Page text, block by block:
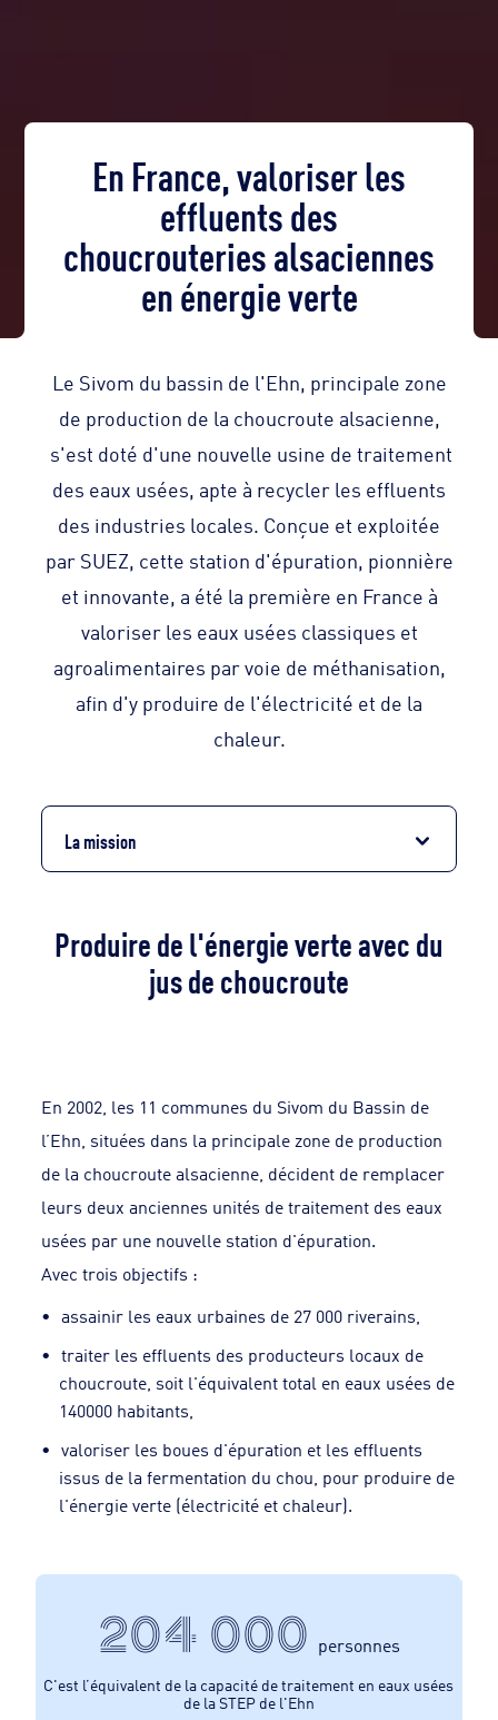
En France, valoriser les
effluents des
choucrouteries alsaciennes
en énergie verte
Le Sivom du bassin de l'Ehn, principale zone
de production de la choucroute alsacienne,
s'est doté d'une nouvelle usine de traitement
des eaux usées, apte à recycler les effluents
des industries locales. Conçue et exploitée
par SUEZ, cette station d'épuration, pionnière
et innovante, a été la première en France à
valoriser les eaux usées classiques et
agroalimentaires par voie de méthanisation,
afin d'y produire de l'électricité et de la
chaleur.
La mission
Produire de l'énergie verte avec du
jus de choucroute
En 2002, les 11 communes du Sivom du Bassin de
l’Ehn, situées dans la principale zone de production
de la choucroute alsacienne, décident de remplacer
leurs deux anciennes unités de traitement des eaux
usées par une nouvelle station d'épuration.
Avec trois objectifs :
assainir les eaux urbaines de 27 000 riverains,
traiter les effluents des producteurs locaux de
choucroute, soit l'équivalent total en eaux usées de
140000 habitants,
valoriser les boues d'épuration et les effluents
issus de la fermentation du chou, pour produire de
l'énergie verte (électricité et chaleur).
204 000 personnes
C'est l’équivalent de la capacité de traitement en eaux usées
de la STEP de l'Ehn